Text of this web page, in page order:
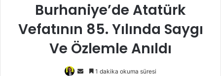
Burhaniye’de Atatürk
Vefatının 85. Yılında Saygı
Ve Özlemle Anıldı
Bir
1 dakika okuma süresi